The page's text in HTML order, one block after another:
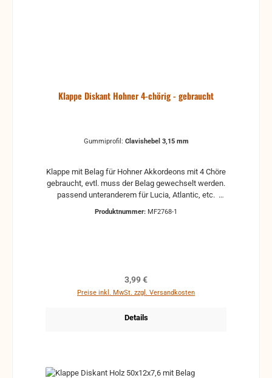
Klappe Diskant Hohner 4-chörig - gebraucht
Gummiprofil: Clavishebel 3,15 mm
Klappe mit Belag für Hohner Akkordeons mit 4 Chöre
gebraucht, evtl. muss der Belag gewechselt werden.
Produktnummer: MF2768-1
Regulärer Preis:
3,99 €
Preise inkl. MwSt. zzgl. Versandkosten
Details